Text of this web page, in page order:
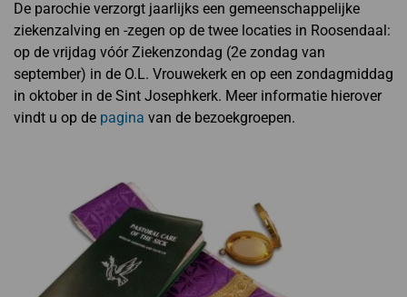
De parochie verzorgt jaarlijks een gemeenschappelijke
ziekenzalving en -zegen op de twee locaties in Roosendaal:
op de vrijdag vóór Ziekenzondag (2e zondag van
september) in de O.L. Vrouwekerk en op een zondagmiddag
in oktober in de Sint Josephkerk. Meer informatie hierover
vindt u op de pagina van de bezoekgroepen.